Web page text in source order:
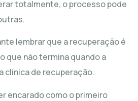
totalmente, o processo pode
lembrar que a recuperação é
que não termina quando a
clínica de recuperação.
encarado como o primeiro